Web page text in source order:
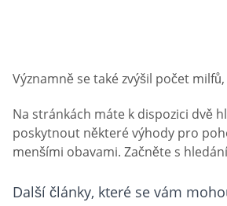
Významně se také zvýšil počet
Na stránkách máte k dispozici dvě
poskytnout některé výhody pro
menšími obavami. Začněte s
Další články, které se vám